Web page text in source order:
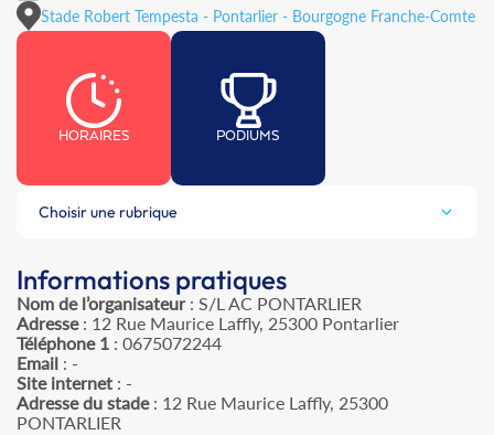
Stade Robert Tempesta - Pontarlier - Bourgogne Franche-Comte
HORAIRES PODIUMS
Choisir une rubrique
Informations pratiques
Nom de l’organisateur: S/L AC PONTARLIER
Adresse: 12 Rue Maurice Laffly, 25300 Pontarlier
Téléphone 1 : 0675072244
Email : -
Site internet : -
Adresse du stade: 12 Rue Maurice Laffly, 25300
PONTARLIER